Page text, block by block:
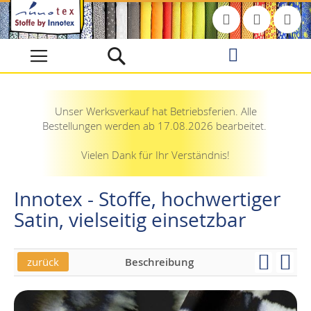
Direkt
zum
Inhalt
Unser Werksverkauf hat Betriebsferien. Alle
Bestellungen werden ab 17.08.2026 bearbeitet.
Vielen Dank für Ihr Verständnis!
Innotex - Stoffe, hochwertiger
Satin, vielseitig einsetzbar
zurück Beschreibung
Skip
Skip